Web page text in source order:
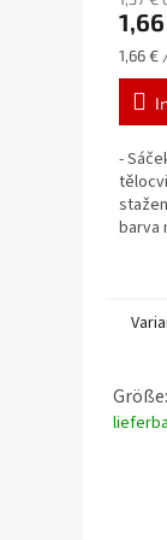
1,66 €
-
barva